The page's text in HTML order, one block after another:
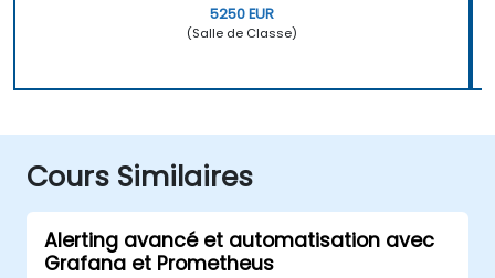
5250 EUR
(Salle de Classe)
Cours Similaires
Alerting avancé et automatisation avec
Grafana et Prometheus